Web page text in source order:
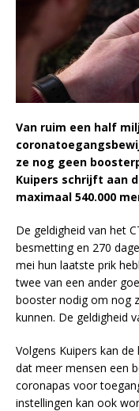
Van ruim een half
ze nog geen
Kuipers schrijft aan
maximaal 540.000
De geldigheid van het
besmetting en 270
mei hun laatste prik
twee van een ander
booster nodig om nog
kunnen. De geldigheid
Volgens Kuipers kan
dat meer mensen een
coronapas voor
instellingen kan ook